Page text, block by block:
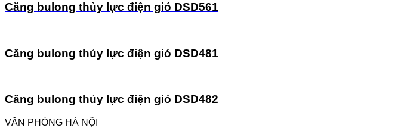
Căng bulong thủy lực điện gió DSD561
Căng bulong thủy lực điện gió DSD481
Căng bulong thủy lực điện gió DSD482
VĂN PHÒNG HÀ NỘI